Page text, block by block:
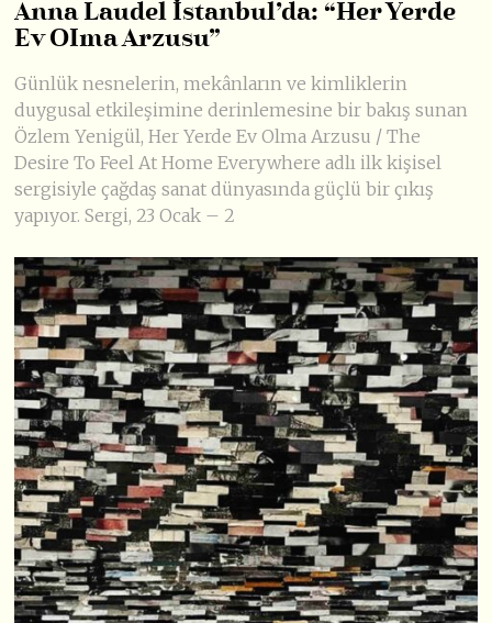
Anna Laudel İstanbul’da: “Her Yerde
Ev OIma Arzusu”
Günlük nesnelerin, mekânların ve kimliklerin
duygusal etkileşimine derinlemesine bir bakış sunan
Özlem Yenigül, Her Yerde Ev Olma Arzusu / The
Desire To Feel At Home Everywhere adlı ilk kişisel
sergisiyle çağdaş sanat dünyasında güçlü bir çıkış
yapıyor. Sergi, 23 Ocak – 2